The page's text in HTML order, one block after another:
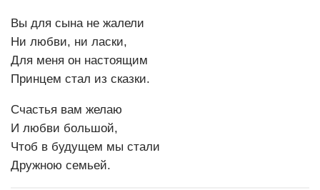
Вы для сына не жалели
Ни любви, ни ласки,
Для меня он настоящим
Принцем стал из сказки.
Счастья вам желаю
И любви большой,
Чтоб в будущем мы стали
Дружною семьей.